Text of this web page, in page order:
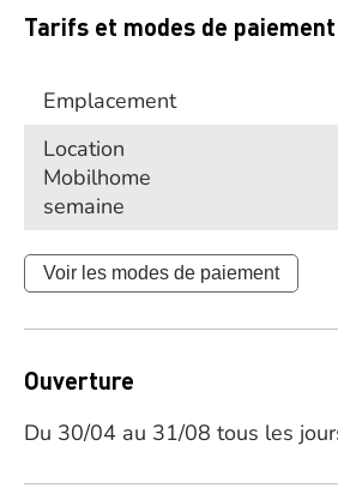
Tarifs et modes de paiement
Emplacement
Location
Mobilhome
semaine
Voir les modes de paiement
Ouverture
Du 30/04 au 31/08 tous les